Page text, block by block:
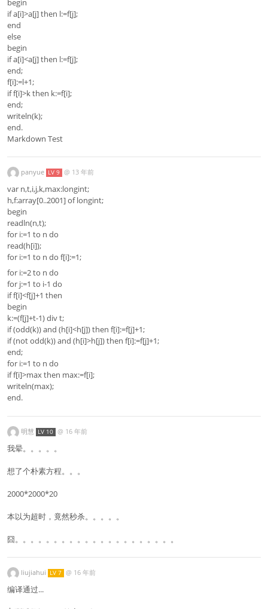
begin
if a[i]>a[j] then l:=f[j];
end
else
begin
if a[i]<a[j] then l:=f[j];
end;
f[i]:=l+1;
if f[i]>k then k:=f[i];
end;
writeln(k);
end.
Markdown Test
panyue LV 9 @ 13 年前
var n,t,i,j,k,max:longint;
h,f:array[0..2001] of longint;
begin
readln(n,t);
for i:=1 to n do
read(h[i]);
for i:=1 to n do f[i]:=1;
for i:=2 to n do
for j:=1 to i-1 do
if f[i]<f[j]+1 then
begin
k:=(f[j]+t-1) div t;
if (odd(k)) and (h[i]<h[j]) then f[i]:=f[j]+1;
if (not odd(k)) and (h[i]>h[j]) then f[i]:=f[j]+1;
end;
for i:=1 to n do
if f[i]>max then max:=f[i];
writeln(max);
end.
明慧 LV 10 @ 16 年前
我晕。。。。。
想了个朴素方程。。。
2000*2000*20
本以为超时，竟然秒杀。。。。。
囧。。。。。。。。。。。。。。。。。。。。。
liujiahui LV 7 @ 16 年前
编译通过...